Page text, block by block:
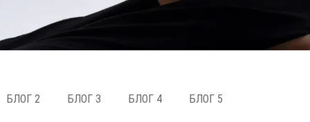
БЛОГ 2 БЛОГ 3 БЛОГ 4 БЛОГ 5